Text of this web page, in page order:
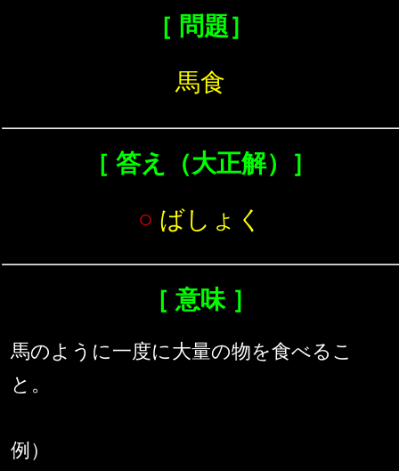
［ 問題］
馬食
［ 答え（大正解）］
○ ばしょく
［ 意味 ］
馬のように一度に大量の物を食べるこ
と。
例）